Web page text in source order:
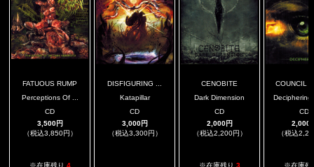
FATUOUS RUMP
Perceptions Of ...
CD
3,500円
（税込3,850円）
※在庫残り 4
DISFIGURING ...
Katapillar
CD
3,000円
（税込3,300円）
CENOBITE
Dark Dimension
CD
2,000円
（税込2,200円）
※在庫残り 3
COUNCIL
Deciphering
CD
2,000
（税込
※在庫残